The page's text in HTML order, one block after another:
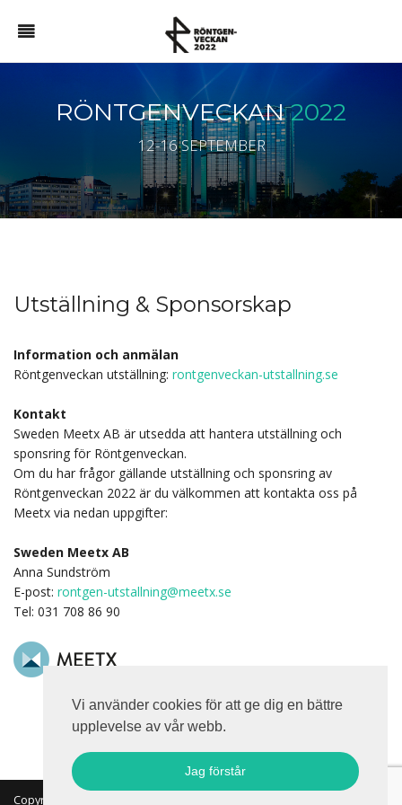
Vi använder cookies för att ge dig en bättre
upplevelse av vår webb.
Jag förstår
RÖNTGENVECKAN2022
12-16 SEPTEMBER
Utställning & Sponsorskap
Information och anmälan
Röntgenveckan utställning: rontgenveckan-utstallning.se
Kontakt
Sweden Meetx AB är utsedda att hantera utställning och
sponsring för Röntgenveckan.
Om du har frågor gällande utställning och sponsring av
Röntgenveckan 2022 är du välkommen att kontakta oss på
Meetx via nedan uppgifter:
Sweden Meetx AB
Anna Sundström
E-post: rontgen-utstallning@meetx.se
Tel: 031 708 86 90
Copyright 2026 © MKON. All rights reserved.